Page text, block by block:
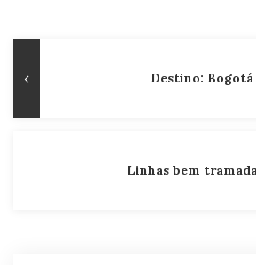
de
Post
Publicação
Destino: Bogotá
Linhas bem